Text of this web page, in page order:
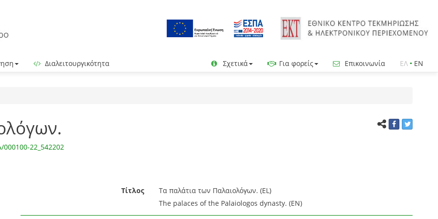
Διαλειτουργικότητα Σχετικά Για φορείς Επικοινωνία ΕΛ • EN
22_542202
Τίτλος
Τα παλάτια των Παλαιολόγων. (EL)
The palaces of the Palaiologos dynasty. (EN)